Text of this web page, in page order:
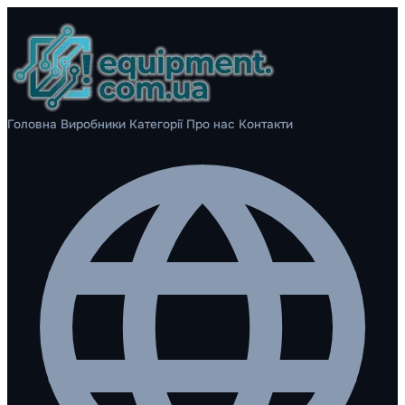
Головна Виробники Категорії Про нас Контакти